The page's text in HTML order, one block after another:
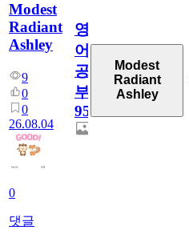
Modest
Radiant
Ashley
9
0
0
26.08.04
0
댓글
영
어
공
부
95
Modest
Radiant
Ashley